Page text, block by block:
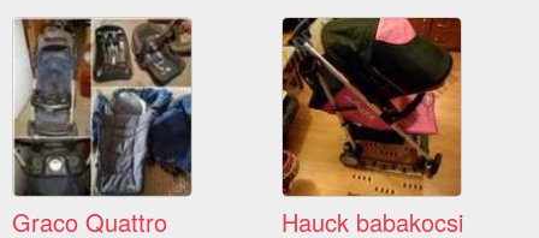
Graco Quattro
Hauck babakocsi